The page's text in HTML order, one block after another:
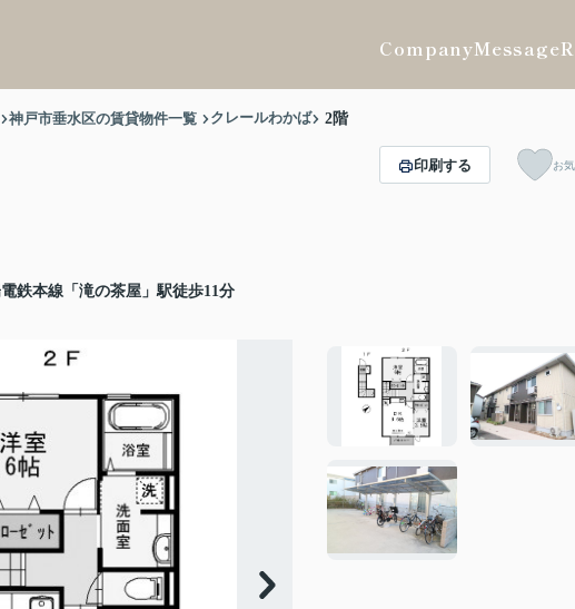
CompanyMessage
神戸市垂水区の賃貸物件一覧 クレールわかば 2階
鉄本線「滝の茶屋」駅徒歩11分
印刷する お